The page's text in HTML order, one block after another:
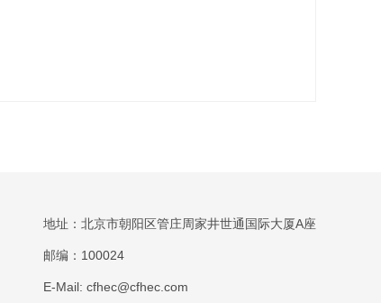
地址：北京市朝阳区管庄周家井世通国际大厦A座
邮编：100024
E-Mail: cfhec@cfhec.com